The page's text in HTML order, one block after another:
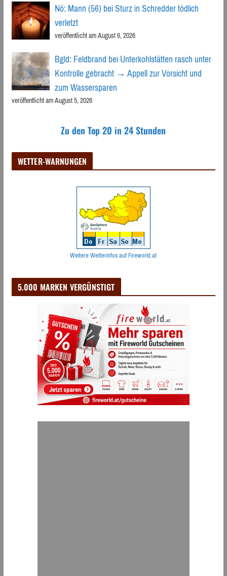
Nö: Mann (56) bei Sturz in Schredder tödlich
verletzt
veröffentlicht am August 6, 2026
Bgld: Feldbrand bei Unterkohlstätten rasch unter
Kontrolle gebracht → Appell zur Vorsicht und
zum Wassersparen
veröffentlicht am August 5, 2026
Zu den Top 20 in 24 Stunden
WETTER-WARNUNGEN
Weitere Wetterinfos auf Fireworld.at
5.000 MARKEN VERGÜNSTIGT